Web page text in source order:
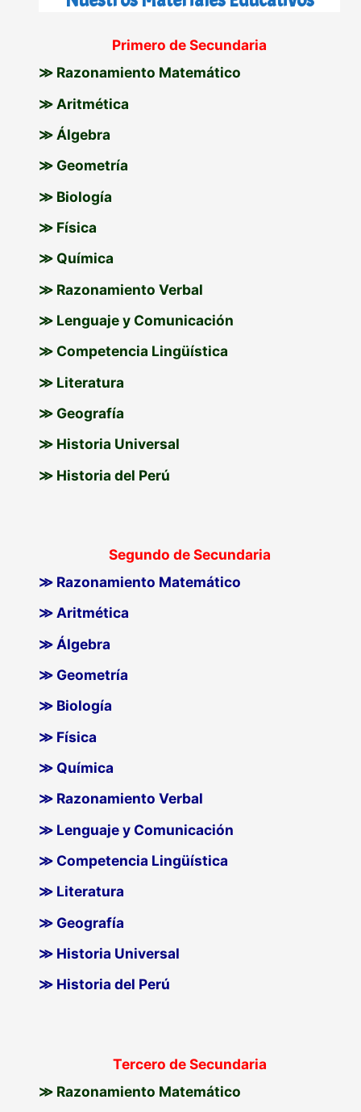
r
p
o
Primero de Secundaria
≫ Razonamiento Matemático
≫ Aritmética
≫ Álgebra
≫ Geometría
≫ Biología
≫ Física
≫ Química
≫ Razonamiento Verbal
≫ Lenguaje y Comunicación
≫ Competencia Lingüística
≫ Literatura
≫ Geografía
≫ Historia Universal
≫ Historia del Perú
Segundo de Secundaria
≫ Razonamiento Matemático
≫ Aritmética
≫ Álgebra
≫ Geometría
≫ Biología
≫ Física
≫ Química
≫ Razonamiento Verbal
≫ Lenguaje y Comunicación
≫ Competencia Lingüística
≫ Literatura
≫ Geografía
≫ Historia Universal
≫ Historia del Perú
Tercero de Secundaria
≫ Razonamiento Matemático